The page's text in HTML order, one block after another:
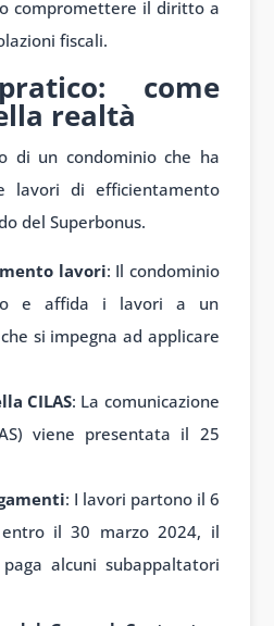
compromettere il diritto a
fiscali.
come
realtà
di un condominio che ha
lavori di efficientamento
del Superbonus.
lavori: Il condominio
e affida i lavori a un
si impegna ad applicare
CILAS: La comunicazione
viene presentata il 25
: I lavori partono il 6
il 30 marzo 2024, il
alcuni subappaltatori